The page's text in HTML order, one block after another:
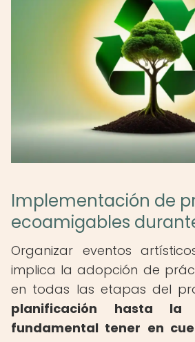
Implementación de
ecoamigables
Organizar eventos
implica la adopción de
en todas las etapas del
planificación hasta la
fundamental tener en